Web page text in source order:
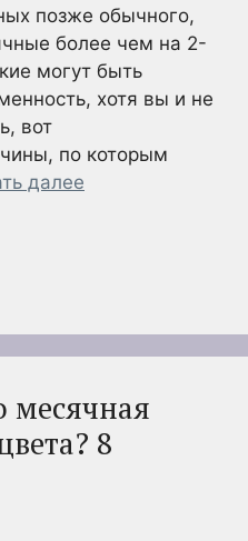
позже обычного,
более чем на 2-
могут быть
хотя вы и не
вот
по которым
далее
8